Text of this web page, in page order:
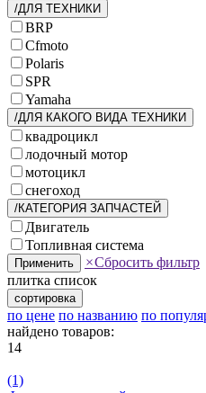
/ДЛЯ ТЕХНИКИ
BRP
Cfmoto
Polaris
SPR
Yamaha
/ДЛЯ КАКОГО ВИДА ТЕХНИКИ
квадроцикл
лодочный мотор
мотоцикл
снегоход
/КАТЕГОРИЯ ЗАПЧАСТЕЙ
Двигатель
Топливная система
Применить ×Сбросить фильтр
плитка список
сортировка
по цене по названию по
найдено товаров:
14
(1)